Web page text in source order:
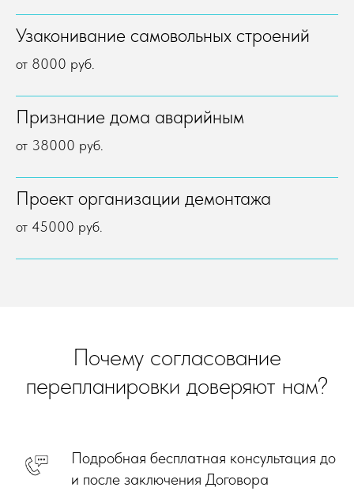
Узаконивание самовольных строений
от 8000 руб.
Признание дома аварийным
от 38000 руб.
Проект организации демонтажа
от 45000 руб.
Почему согласование
перепланировки доверяют нам?
Подробная бесплатная консультация до
и после заключения Договора